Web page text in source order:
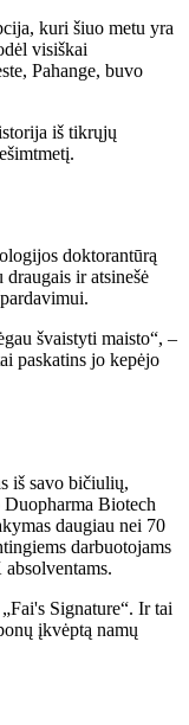
kuri šiuo metu yra
visiškai
Pahange, buvo
iš tikrųjų
doktorantūrą
ir atsinešė
švaistyti maisto“, –
paskatins jo kepėjo
iš savo bičiulių,
Biotech
daugiau nei 70
darbuotojams
Signature“. Ir tai
įkvėptą namų